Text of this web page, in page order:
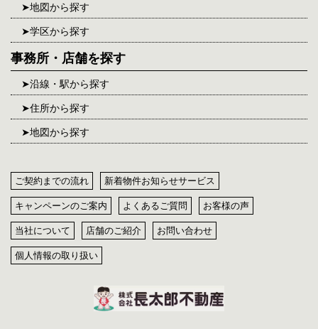
地図から探す
学区から探す
事務所・店舗を探す
沿線・駅から探す
住所から探す
地図から探す
ご契約までの流れ 新着物件お知らせサービス
キャンペーンのご案内 よくあるご質問 お客様の声
当社について 店舗のご紹介 お問い合わせ
個人情報の取り扱い